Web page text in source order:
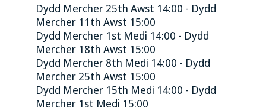
Dydd Mercher 25th Awst 14:00 - Dydd
Mercher 11th Awst 15:00
Dydd Mercher 1st Medi 14:00 - Dydd
Mercher 18th Awst 15:00
Dydd Mercher 8th Medi 14:00 - Dydd
Mercher 25th Awst 15:00
Dydd Mercher 15th Medi 14:00 - Dydd
Mercher 1st Medi 15:00